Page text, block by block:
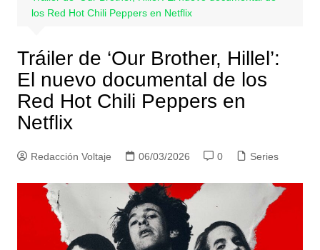
los Red Hot Chili Peppers en Netflix
Tráiler de ‘Our Brother, Hillel’:
El nuevo documental de los
Red Hot Chili Peppers en
Netflix
Redacción Voltaje 06/03/2026 0 Series